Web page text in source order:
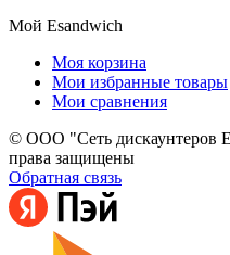
Мой Esandwich
Моя корзина
Мои избранные товары
Мои сравнения
© ООО "Сеть дискаунтеров
права защищены
Обратная связь